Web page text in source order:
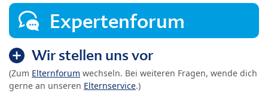
Expertenforum
Wir stellen uns vor
(Zum Elternforum wechseln. Bei weiteren Fragen, wende dich
gerne an unseren Elternservice.)